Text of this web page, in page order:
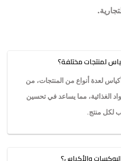
لمنتجات مختلفة؟
لعدة أنواع من المنتجات، من
الغذائية، مما يساعد في تحسين
لكل منتج.
والأكياس؟